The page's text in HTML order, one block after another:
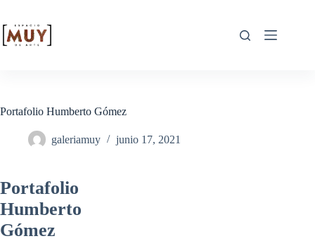
Portafolio Humberto Gómez
galeriamuy junio 17, 2021
Portafolio
Humberto
Gómez